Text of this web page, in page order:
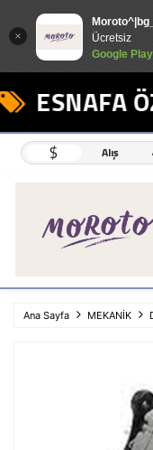
Ücretsiz
Google
ESNAFA
$ Alış
Ana Sayfa MEKANİK